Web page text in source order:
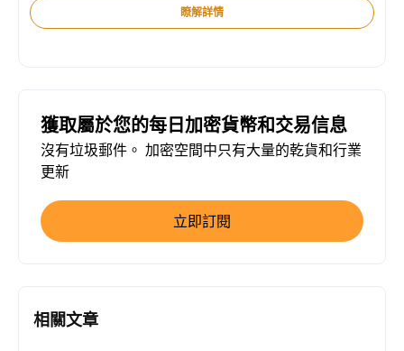
瞭解詳情
獲取屬於您的每日加密貨幣和交易信息
沒有垃圾郵件。 加密空間中只有大量的乾貨和行業
更新
立即訂閱
相關文章